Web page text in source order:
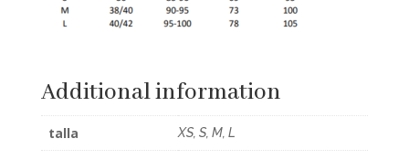
Additional information
talla XS, S, M, L